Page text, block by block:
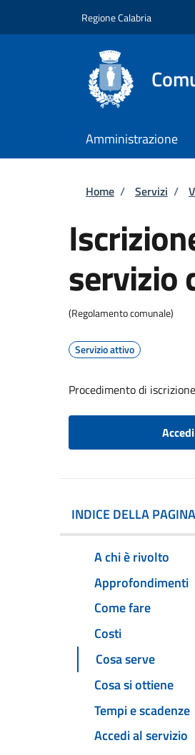
Regione Calabria
Amministrazione
Briciole
Home / Servizi /
servizio
(Regolamento comunale)
Servizio attivo
Procedimento di
INDICE DELLA PAGINA
A chi è rivolto
Approfondimenti
Come fare
Costi
Cosa serve
Cosa si ottiene
Tempi e scadenze
Accedi al servizio